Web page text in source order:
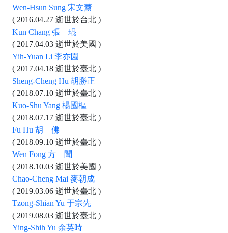
Wen-Hsun Sung 宋文薰
( 2016.04.27 逝世於台北 )
Kun Chang 張 琨
( 2017.04.03 逝世於美國 )
Yih-Yuan Li 李亦園
( 2017.04.18 逝世於臺北 )
Sheng-Cheng Hu 胡勝正
( 2018.07.10 逝世於臺北 )
Kuo-Shu Yang 楊國樞
( 2018.07.17 逝世於臺北 )
Fu Hu 胡 佛
( 2018.09.10 逝世於臺北 )
Wen Fong 方 聞
( 2018.10.03 逝世於美國 )
Chao-Cheng Mai 麥朝成
( 2019.03.06 逝世於臺北 )
Tzong-Shian Yu 于宗先
( 2019.08.03 逝世於臺北 )
Ying-Shih Yu 余英時